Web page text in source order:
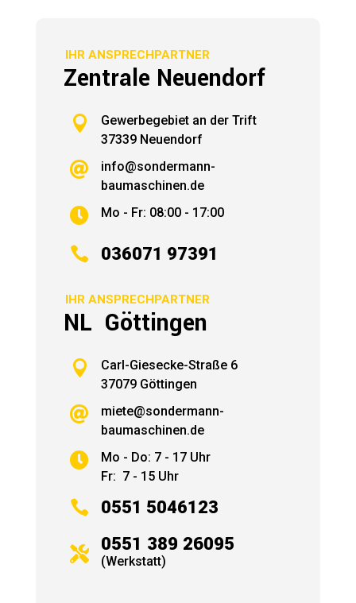
IHR ANSPRECHPARTNER
Zentrale Neuendorf

Gewerbegebiet an der Trift
37339 Neuendorf

info@sondermann-
baumaschinen.de
 Mo - Fr: 08:00 - 17:00
 036071 97391
IHR ANSPRECHPARTNER
NL Göttingen

Carl-Giesecke-Straße 6
37079 Göttingen

miete@sondermann-
baumaschinen.de

Mo - Do: 7 - 17 Uhr
Fr: 7 - 15 Uhr
 0551 5046123
 0551 389 26095
(Werkstatt)